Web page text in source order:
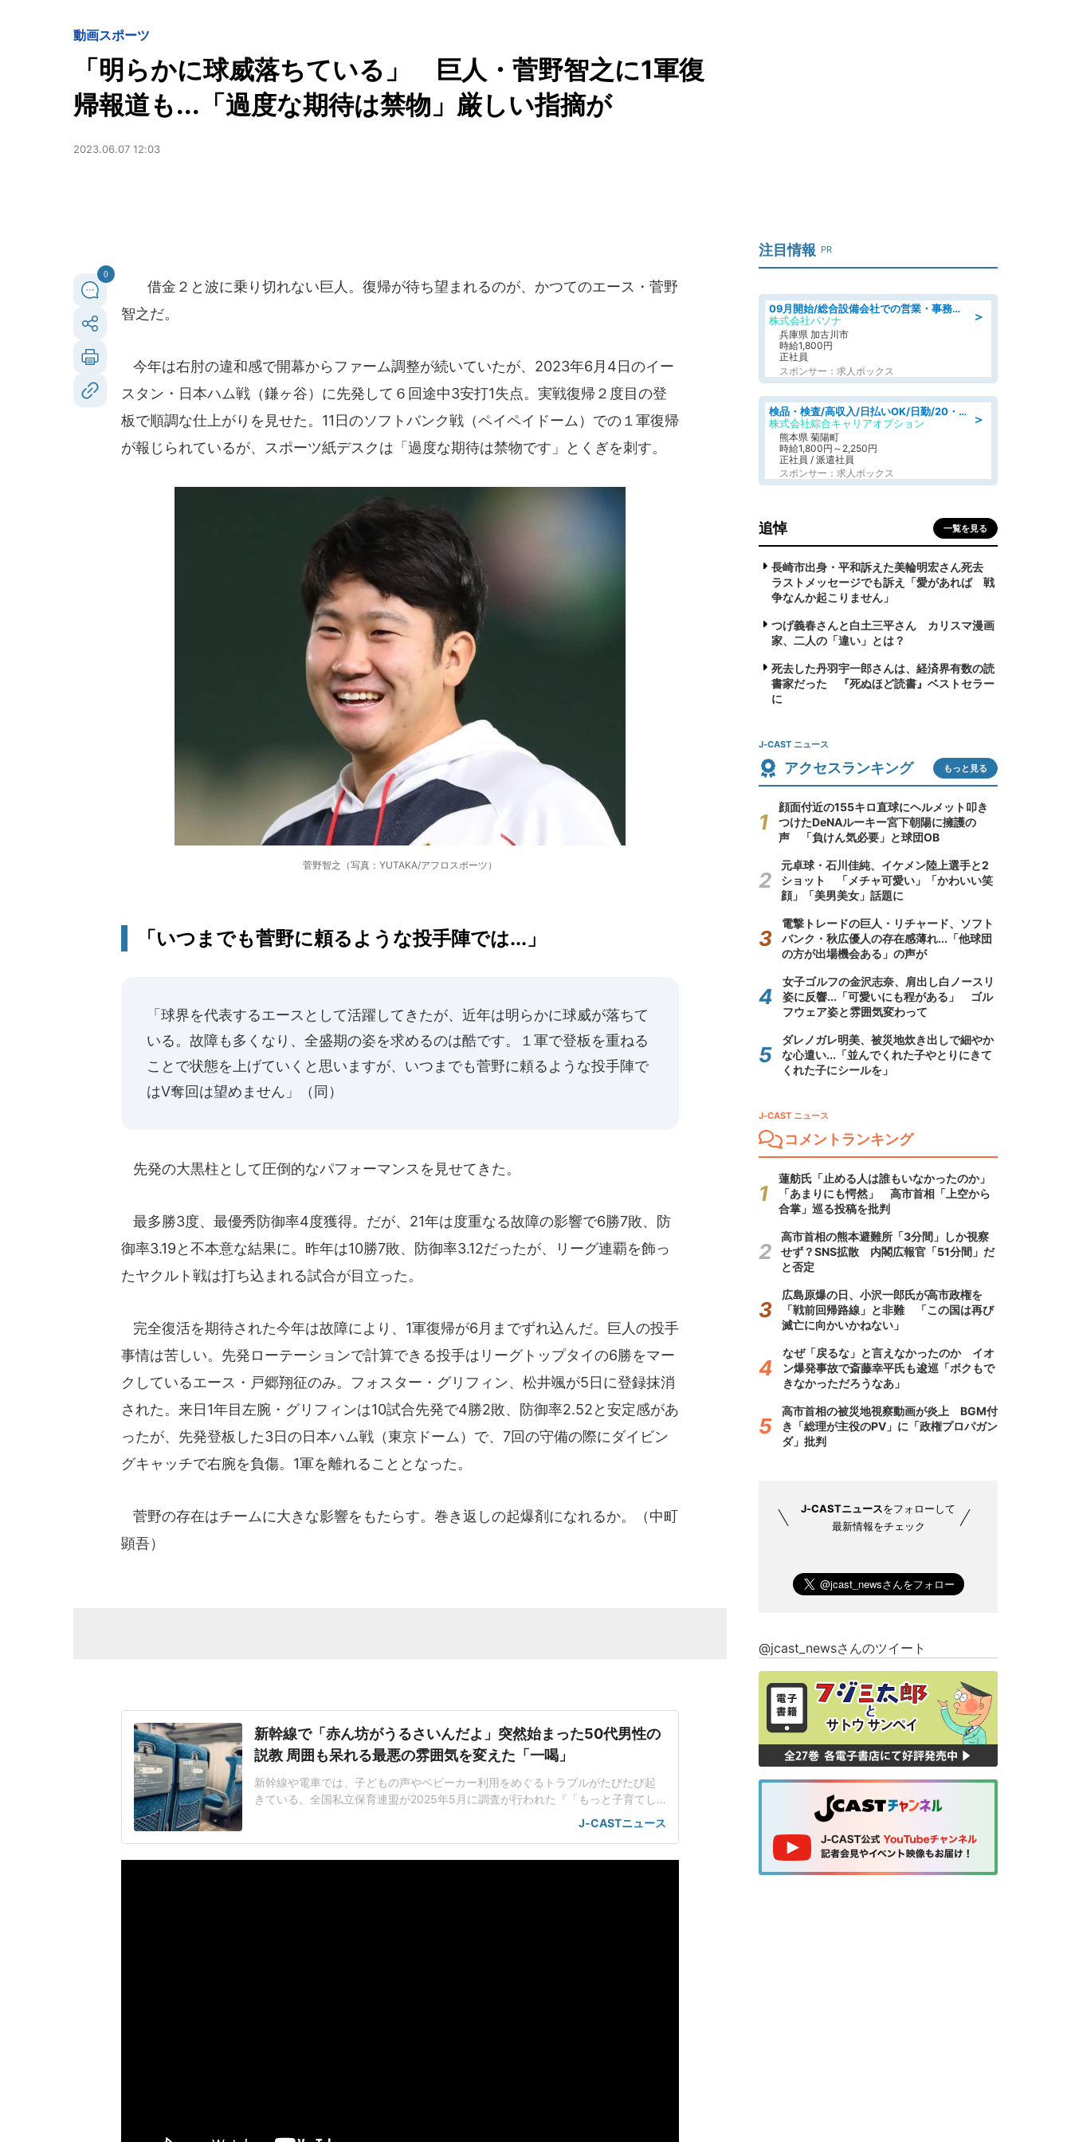
動画スポーツ
「明らかに球威落ちている」 巨人・菅野智之に1軍復
帰報道も...「過度な期待は禁物」厳しい指摘が
2023.06.07 12:03
0
借金２と波に乗り切れない巨人。復帰が待ち望まれるのが、かつてのエース・菅野
智之だ。
今年は右肘の違和感で開幕からファーム調整が続いていたが、2023年6月4日のイー
スタン・日本ハム戦（鎌ヶ谷）に先発して６回途中3安打1失点。実戦復帰２度目の登
板で順調な仕上がりを見せた。11日のソフトバンク戦（ペイペイドーム）での１軍復帰
が報じられているが、スポーツ紙デスクは「過度な期待は禁物です」とくぎを刺す。
菅野智之（写真：YUTAKA/アフロスポーツ）
「いつまでも菅野に頼るような投手陣では...」
「球界を代表するエースとして活躍してきたが、近年は明らかに球威が落ちて
いる。故障も多くなり、全盛期の姿を求めるのは酷です。１軍で登板を重ねる
ことで状態を上げていくと思いますが、いつまでも菅野に頼るような投手陣で
はV奪回は望めません」（同）
先発の大黒柱として圧倒的なパフォーマンスを見せてきた。
最多勝3度、最優秀防御率4度獲得。だが、21年は度重なる故障の影響で6勝7敗、防
御率3.19と不本意な結果に。昨年は10勝7敗、防御率3.12だったが、リーグ連覇を飾っ
たヤクルト戦は打ち込まれる試合が目立った。
完全復活を期待された今年は故障により、1軍復帰が6月までずれ込んだ。巨人の投手
事情は苦しい。先発ローテーションで計算できる投手はリーグトップタイの6勝をマー
クしているエース・戸郷翔征のみ。フォスター・グリフィン、松井颯が5日に登録抹消
された。来日1年目左腕・グリフィンは10試合先発で4勝2敗、防御率2.52と安定感があ
ったが、先発登板した3日の日本ハム戦（東京ドーム）で、7回の守備の際にダイビン
グキャッチで右腕を負傷。1軍を離れることとなった。
菅野の存在はチームに大きな影響をもたらす。巻き返しの起爆剤になれるか。（中町
顕吾）
新幹線で「赤ん坊がうるさいんだよ」突然始まった50代男性の
説教 周囲も呆れる最悪の雰囲気を変えた「一喝」
新幹線や電車では、子どもの声やベビーカー利用をめぐるトラブルがたびたび起
きている。全国私立保育連盟が2025年5月に調査が行われた『「もっと子育てし
やすい社会へ」アンケート2025』の結果には、「外食、電車、公共の場での子ど
もの泣き声・騒ぎへの冷たい視線や苦情に心が疲弊」「電車の座席やエレベータ
J-CASTニュース
注目情報 PR
＞
09月開始/総合設備会社での営業・事務のお仕事/車通勤可/賞与あり/営業/営業事務
株式会社パソナ
兵庫県 加古川市
時給1,800円
正社員
スポンサー：求人ボックス
＞
検品・検査/高収入/日払いOK/日勤/20・30・40代活躍中/製造 工場
株式会社綜合キャリアオプション
熊本県 菊陽町
時給1,800円～2,250円
正社員 / 派遣社員
スポンサー：求人ボックス
追悼 一覧を見る
長崎市出身・平和訴えた美輪明宏さん死去
ラストメッセージでも訴え「愛があれば 戦
争なんか起こりません」
つげ義春さんと白土三平さん カリスマ漫画
家、二人の「違い」とは？
死去した丹羽宇一郎さんは、経済界有数の読
書家だった 『死ぬほど読書』ベストセラー
に
J-CAST ニュース
アクセスランキング もっと見る
顔面付近の155キロ直球にヘルメット叩き
つけたDeNAルーキー宮下朝陽に擁護の
声 「負けん気必要」と球団OB
元卓球・石川佳純、イケメン陸上選手と2
ショット 「メチャ可愛い」「かわいい笑
顔」「美男美女」話題に
電撃トレードの巨人・リチャード、ソフト
バンク・秋広優人の存在感薄れ...「他球団
の方が出場機会ある」の声が
女子ゴルフの金沢志奈、肩出し白ノースリ
姿に反響...「可愛いにも程がある」 ゴル
フウェア姿と雰囲気変わって
ダレノガレ明美、被災地炊き出しで細やか
な心遣い...「並んでくれた子やとりにきて
くれた子にシールを」
J-CAST ニュース
コメントランキング
蓮舫氏「止める人は誰もいなかったのか」
「あまりにも愕然」 高市首相「上空から
合掌」巡る投稿を批判
高市首相の熊本避難所「3分間」しか視察
せず？SNS拡散 内閣広報官「51分間」だ
と否定
広島原爆の日、小沢一郎氏が高市政権を
「戦前回帰路線」と非難 「この国は再び
滅亡に向かいかねない」
なぜ「戻るな」と言えなかったのか イオ
ン爆発事故で斎藤幸平氏も逡巡「ボクもで
きなかっただろうなあ」
高市首相の被災地視察動画が炎上 BGM付
き「総理が主役のPV」に「政権プロパガン
ダ」批判
J-CASTニュースをフォローして
最新情報をチェック
@jcast_newsさんのツイート